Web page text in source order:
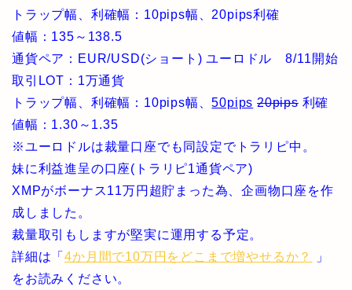
トラップ幅、利確幅：10pips幅、20pips利確
値幅：135～138.5
通貨ペア：EUR/USD(ショート) ユーロドル 8/11開始
取引LOT：1万通貨
トラップ幅、利確幅：10pips幅、50pips 20pips利確
値幅：1.30～1.35
※ユーロドルは裁量口座でも同設定でトラリピ中。
妹に利益進呈の口座(トラリピ1通貨ペア)
XMPがボーナス11万円超貯まった為、企画物口座を作
成しました。
裁量取引もしますが堅実に運用する予定。
詳細は「4か月間で10万円をどこまで増やせるか？
」
をお読みください。